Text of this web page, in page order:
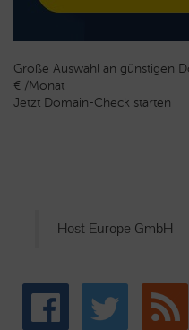
Große Auswahl an günstigen
€ /Monat
Jetzt Domain-Check starten
Host Europe GmbH